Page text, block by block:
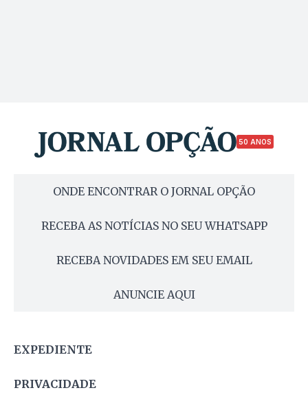
50 ANOS
ONDE ENCONTRAR O JORNAL OPÇÃO
RECEBA AS NOTÍCIAS NO SEU WHATSAPP
RECEBA NOVIDADES EM SEU EMAIL
ANUNCIE AQUI
EXPEDIENTE
PRIVACIDADE